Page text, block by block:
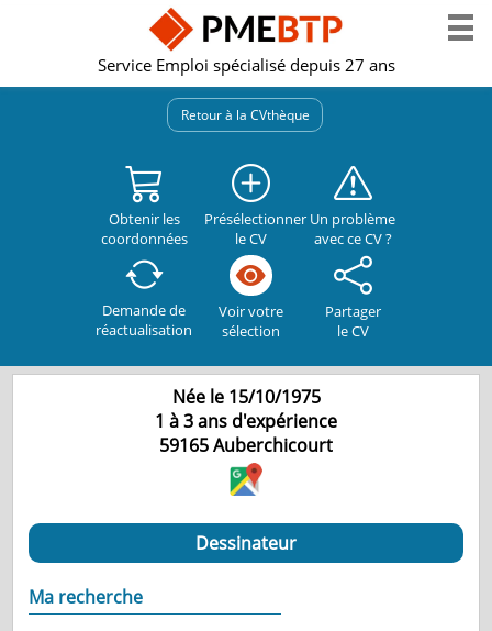
Service Emploi spécialisé depuis 27 ans
Retour à la CVthèque
Obtenir les
coordonnées
Présélectionner
le CV
Un problème
avec ce CV ?
Demande de
réactualisation
Voir votre
sélection
Partager
le CV
Née le 15/10/1975
1 à 3 ans d'expérience
59165Auberchicourt
Dessinateur
Ma recherche